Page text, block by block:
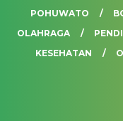
POHUWATO
OLAHRAGA
KESEHATAN